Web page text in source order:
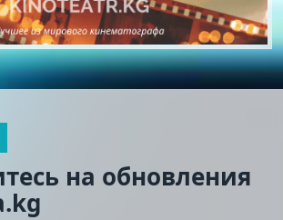
на обновления